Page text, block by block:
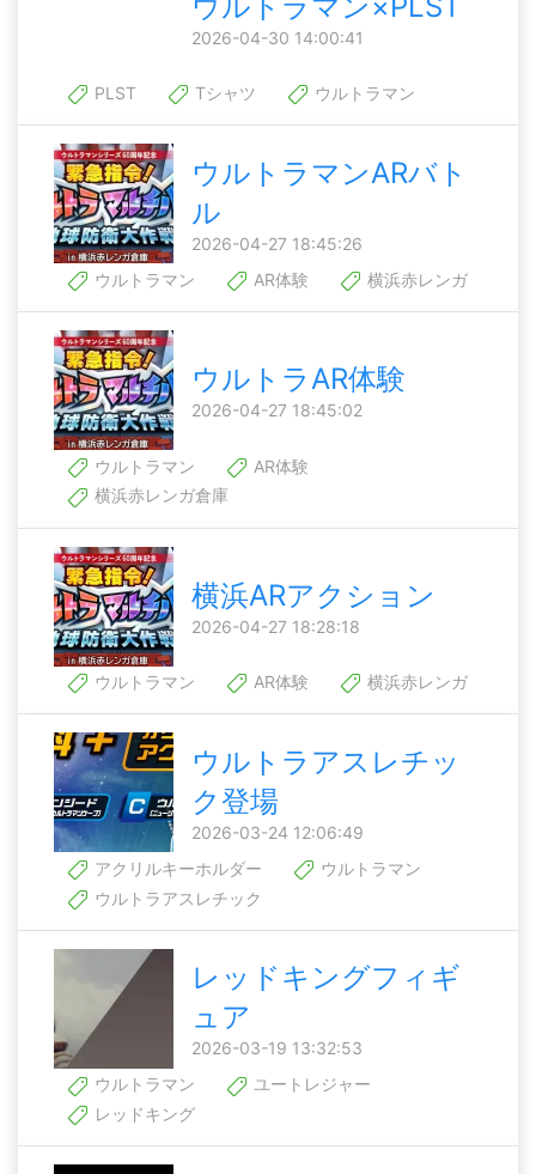
2026-04-30 14:00:41
PLST Tシャツ ウルトラマン
ウルトラマンARバト
ル
2026-04-27 18:45:26
ウルトラマン
AR体験 横浜赤レンガ
ウルトラAR体験
2026-04-27 18:45:02
ウルトラマン
AR体験
横浜赤レンガ倉庫
横浜ARアクション
2026-04-27 18:28:18
ウルトラマン AR体験 横浜赤レンガ
ウルトラアスレチッ
ク登場
2026-03-24 12:06:49
アクリルキーホルダー
ウルトラマン
ウルトラアスレチック
レッドキングフィギ
ュア
2026-03-19 13:32:53
ウルトラマン
ユートレジャー
レッドキング